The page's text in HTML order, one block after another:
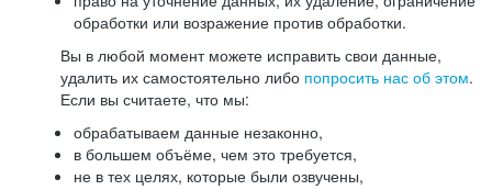
обработки или возражение против обработки.
Вы в любой момент можете исправить свои данные,
удалить их самостоятельно либо попросить нас об этом.
Если вы считаете, что мы:
обрабатываем данные незаконно,
в большем объёме, чем это требуется,
не в тех целях, которые были озвучены,